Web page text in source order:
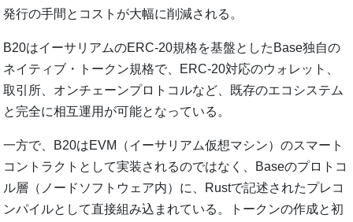
発行の手間とコストが大幅に削減される。
B20はイーサリアムのERC-20規格を基盤としたBase独自の
ネイティブ・トークン規格で、ERC-20対応のウォレット、
取引所、オンチェーンプロトコルなど、既存のエコシステム
と完全に相互運用が可能となっている。
一方で、B20はEVM（イーサリアム仮想マシン）のスマート
コントラクトとして実装されるのではなく、Baseのプロトコ
ル層（ノードソフトウェア内）に、Rustで記述されたプレコ
ンパイルとして直接組み込まれている。トークンの作成と初